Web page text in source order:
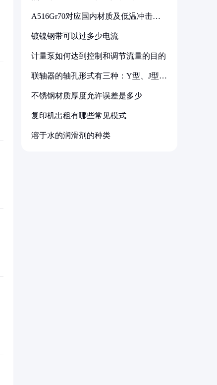
A516Gr70对应国内材质及低温冲击要
镀镍钢带可以过多少电流
计量泵如何达到控制和调节流量的目的
联轴器的轴孔形式有三种：Y型、J型、
不锈钢材质厚度允许误差是多少
复印机出租有哪些常见模式
溶于水的润滑剂的种类